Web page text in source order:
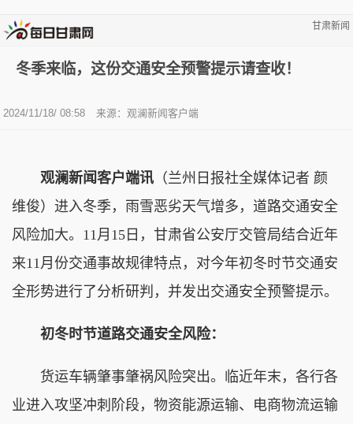
甘肃新闻
冬季来临，这份交通安全预警提示请查收！
2024/11/18/ 08:58 来源：观澜新闻客户端
观澜新闻客户端讯 （兰州日报社全媒体记者 颜
维俊）进入冬季，雨雪恶劣天气增多，道路交通安全
风险加大。11月15日，甘肃省公安厅交管局结合近年
来11月份交通事故规律特点，对今年初冬时节交通安
全形势进行了分析研判，并发出交通安全预警提示。
初冬时节道路交通安全风险：
货运车辆肇事肇祸风险突出。临近年末，各行各
业进入攻坚冲刺阶段，物资能源运输、电商物流运输